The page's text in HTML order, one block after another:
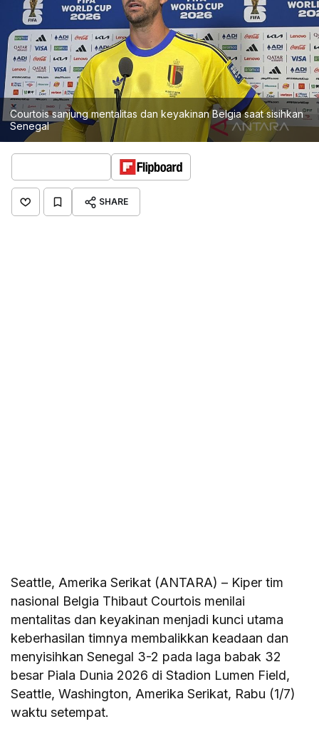
Courtois sanjung mentalitas dan keyakinan Belgia saat sisihkan
Senegal
SHARE
Seattle, Amerika Serikat (ANTARA) – Kiper tim
nasional Belgia Thibaut Courtois menilai
mentalitas dan keyakinan menjadi kunci utama
keberhasilan timnya membalikkan keadaan dan
menyisihkan Senegal 3-2 pada laga babak 32
besar Piala Dunia 2026 di Stadion Lumen Field,
Seattle, Washington, Amerika Serikat, Rabu (1/7)
waktu setempat.